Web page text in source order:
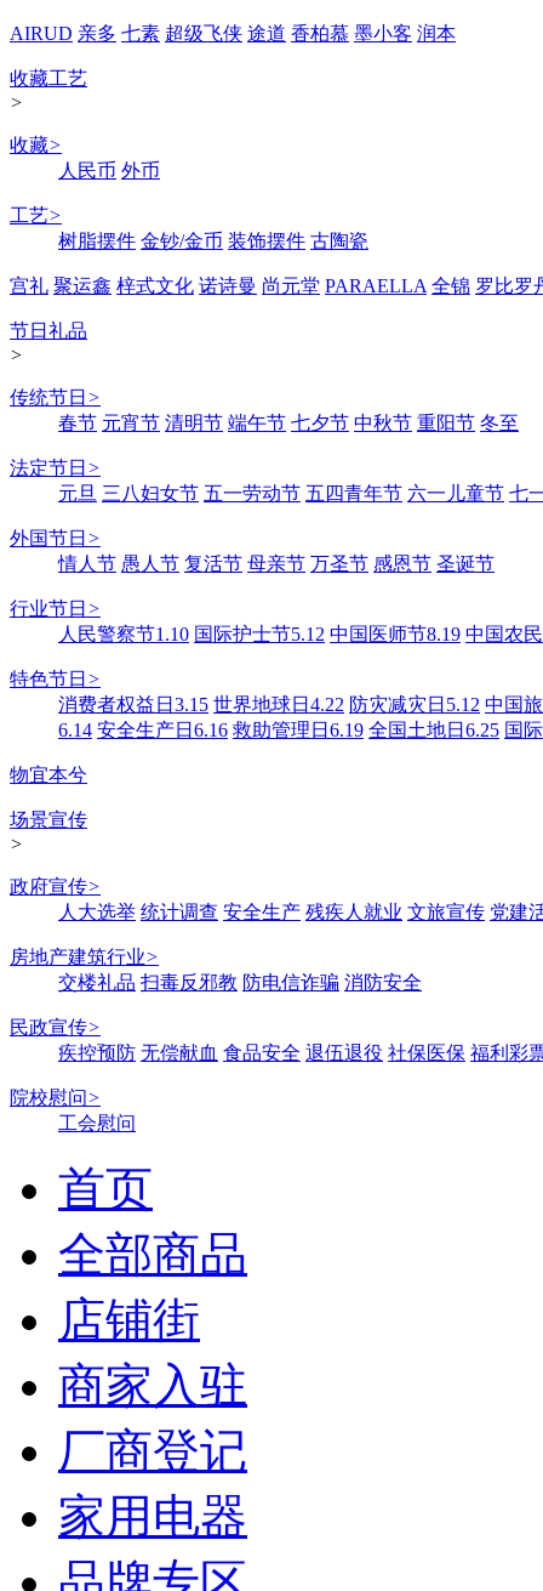
AIRUD 亲多 七素 超级飞侠 途道 香柏慕 墨小客 润本
收藏工艺
>
收藏>
人民币 外币
工艺>
树脂摆件 金钞/金币 装饰摆件 古陶瓷
宫礼 聚运鑫 梓式文化 诺诗曼 尚元堂 PARAELLA 全锦 罗比罗
节日礼品
>
传统节日 >
春节 元宵节 清明节 端午节 七夕节 中秋节 重阳节 冬至
法定节日 >
元旦 三八妇女节 五一劳动节 五四青年节 六一儿童节 七
外国节日 >
情人节 愚人节 复活节 母亲节 万圣节 感恩节 圣诞节
行业节日 >
人民警察节1.10 国际护士节5.12 中国医师节8.19 中国农
特色节日 >
消费者权益日3.15 世界地球日4.22 防灾减灾日5.12 中国
6.14 安全生产日6.16 救助管理日6.19 全国土地日6.25 国
物宜本兮
场景宣传
>
政府宣传>
人大选举 统计调查 安全生产 残疾人就业 文旅宣传 党建
房地产建筑行业>
交楼礼品 扫毒反邪教 防电信诈骗 消防安全
民政宣传>
疾控预防 无偿献血 食品安全 退伍退役 社保医保 福利彩
院校慰问>
工会慰问
首页
全部商品
店铺街
商家入驻
厂商登记
家用电器